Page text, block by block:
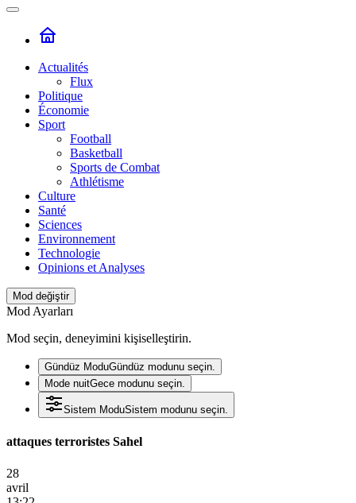
Actualités
Flux
Politique
Économie
Sport
Football
Basketball
Sports de Combat
Athlétisme
Culture
Santé
Sciences
Environnement
Technologie
Opinions et Analyses
Mod değiştir
Mod Ayarları
Mod seçin, deneyimini kişiselleştirin.
Gündüz ModuGündüz modunu seçin.
Mode nuitGece modunu seçin.
Sistem ModuSistem modunu seçin.
attaques terroristes Sahel
28
avril